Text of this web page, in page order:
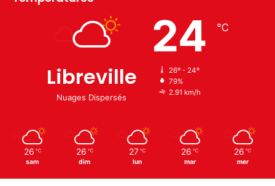
Libreville
Nuages Dispersés
24 ℃
26º - 24º
79%
2.91 km/h
26 ℃
sam
26 ℃
dim
27 ℃
lun
26 ℃
mar
26 ℃
mer